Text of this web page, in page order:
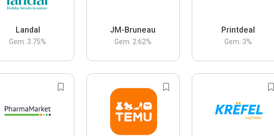
Landal
Gem. 3.75%
JM-Bruneau
Gem. 2.62%
Printdeal
Gem. 3%